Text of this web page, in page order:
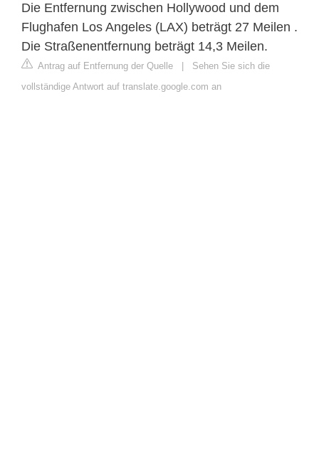
Die Entfernung zwischen Hollywood und dem
Flughafen Los Angeles (LAX) beträgt 27 Meilen .
Die Straßenentfernung beträgt 14,3 Meilen.
Antrag auf Entfernung der Quelle | Sehen Sie sich die
vollständige Antwort auf translate.google.com an